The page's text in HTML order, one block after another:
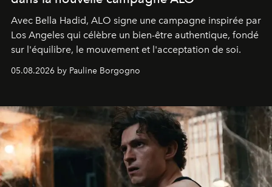
Avec Bella Hadid, ALO signe une campagne inspirée par
Los Angeles qui célèbre un bien-être authentique, fondé
sur l'équilibre, le mouvement et l'acceptation de soi.
05.08.2026 by Pauline Borgogno